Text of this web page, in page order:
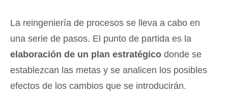
La reingeniería de procesos se lleva a cabo en
una serie de pasos. El punto de partida es la
elaboración de un plan estratégico donde se
establezcan las metas y se analicen los posibles
efectos de los cambios que se introducirán.